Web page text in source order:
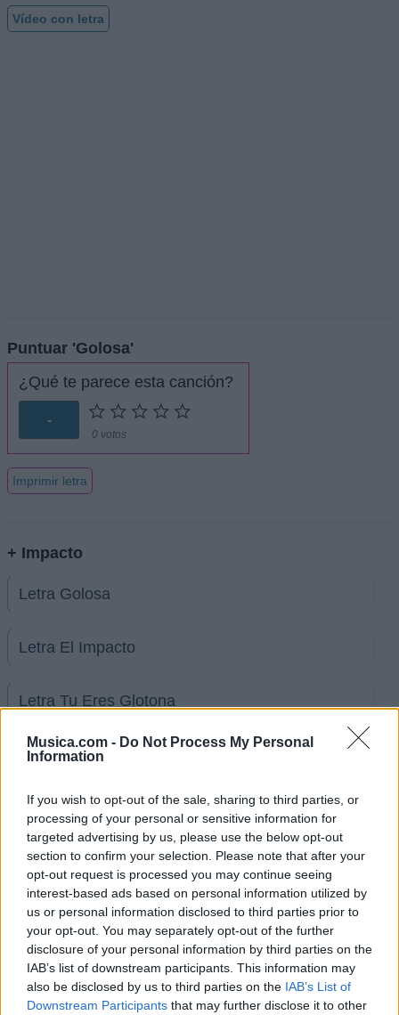
Musica.com - Do Not Process My Personal
Information
If you wish to opt-out of the sale, sharing to third parties, or
processing of your personal or sensitive information for
targeted advertising by us, please use the below opt-out
section to confirm your selection. Please note that after your
opt-out request is processed you may continue seeing
interest-based ads based on personal information utilized by
us or personal information disclosed to third parties prior to
your opt-out. You may separately opt-out of the further
disclosure of your personal information by third parties on the
IAB’s list of downstream participants. This information may
also be disclosed by us to third parties on the IAB’s List of
Downstream Participants that may further disclose it to other
Vídeo con letra
Puntuar 'Golosa'
¿Qué te parece esta canción?
-
0 votos
Imprimir letra
+ Impacto
Letra Golosa
Letra El Impacto
Letra Tu Eres Glotona
+ Letras de Impacto